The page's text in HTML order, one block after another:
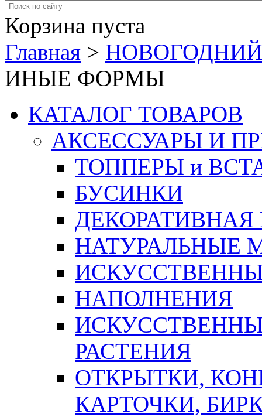
Корзина пуста
Главная >
ИНЫЕ ФОРМЫ
КАТАЛОГ ТОВАРОВ
АКСЕССУАРЫ И
ТОППЕРЫ и
БУСИНКИ
ДЕКОРАТИВНАЯ
НАТУРАЛЬНЫЕ
НАПОЛНЕНИЯ
РАСТЕНИЯ
ОТКРЫТКИ,
КАРТОЧКИ,